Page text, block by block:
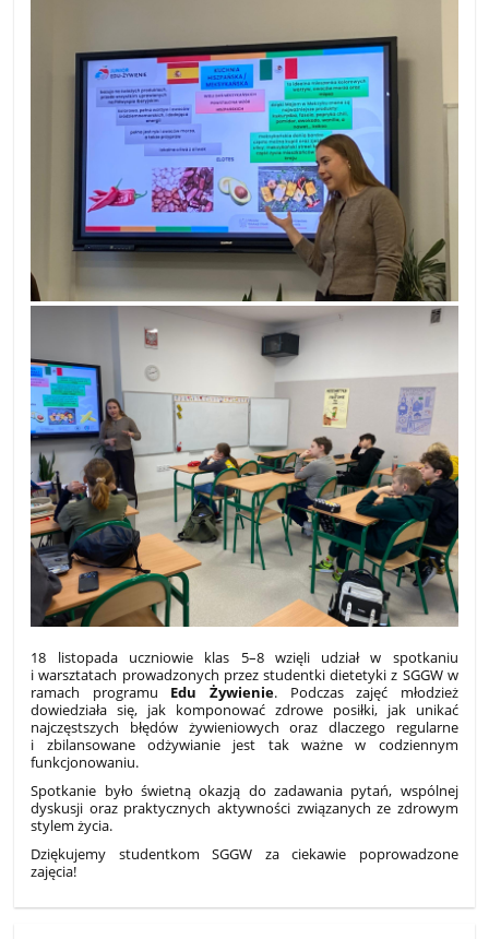
18 listopada uczniowie klas 5–8 wzięli udział w spotkaniu
i warsztatach prowadzonych przez studentki dietetyki z SGGW w
ramach programu Edu Żywienie. Podczas zajęć młodzież
dowiedziała się, jak komponować zdrowe posiłki, jak unikać
najczęstszych błędów żywieniowych oraz dlaczego regularne
i zbilansowane odżywianie jest tak ważne w codziennym
funkcjonowaniu.
Spotkanie było świetną okazją do zadawania pytań, wspólnej
dyskusji oraz praktycznych aktywności związanych ze zdrowym
stylem życia.
Dziękujemy studentkom SGGW za ciekawie poprowadzone
zajęcia!